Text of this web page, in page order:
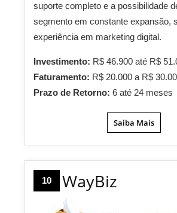
suporte completo e a possibilidade
segmento em constante expansão,
experiência em marketing digital.
Investimento: R$ 46.900 até R$
Faturamento: R$ 20.000 a R$
Prazo de Retorno: 6 até 24 meses
Saiba Mais
10 WayBiz